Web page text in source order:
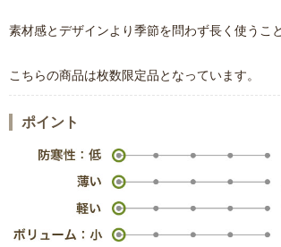
ポイント
素材感とデザインより季節を問わず長く使うこ
こちらの商品は枚数限定品となっています。